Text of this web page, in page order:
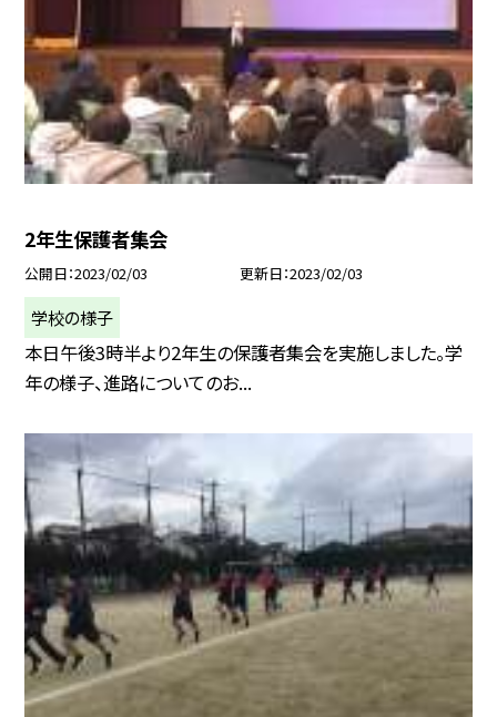
2年生保護者集会
公開日 2023/02/03 更新日 2023/02/03
学校の様子
本日午後3時半より2年生の保護者集会を実施しました。学
年の様子、進路についてのお...